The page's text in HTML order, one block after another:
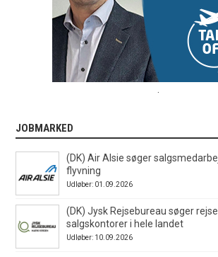
JOBMARKED
(DK) Air Alsie søger
flyvning
Udløber: 01.09.2026
(DK) Jysk Rejsebureau søger
salgskontorer i hele landet
Udløber: 10.09.2026